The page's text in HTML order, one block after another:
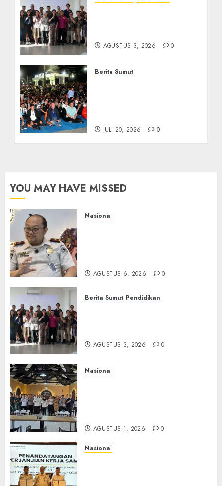
AGUSTUS 3, 2026 0
Berita Sumut
JULI 20, 2026 0
YOU MAY HAVE MISSED
Nasional
AGUSTUS 6, 2026 0
Berita Sumut Pendidikan
AGUSTUS 3, 2026 0
Nasional
AGUSTUS 1, 2026 0
Nasional